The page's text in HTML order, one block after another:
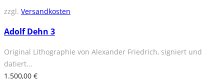
zzgl. Versandkosten
Adolf Dehn 3
Original Lithographie von Alexander Friedrich, signiert und
datiert...
1.500,00 €